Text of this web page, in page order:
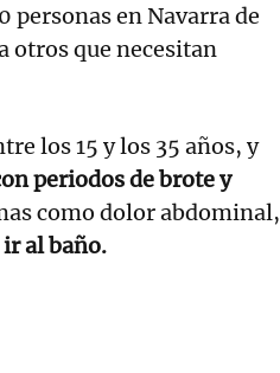
personas en Navarra de
otros que necesitan
los 15 y los 35 años, y
periodos de brote y
como dolor abdominal,
al baño.